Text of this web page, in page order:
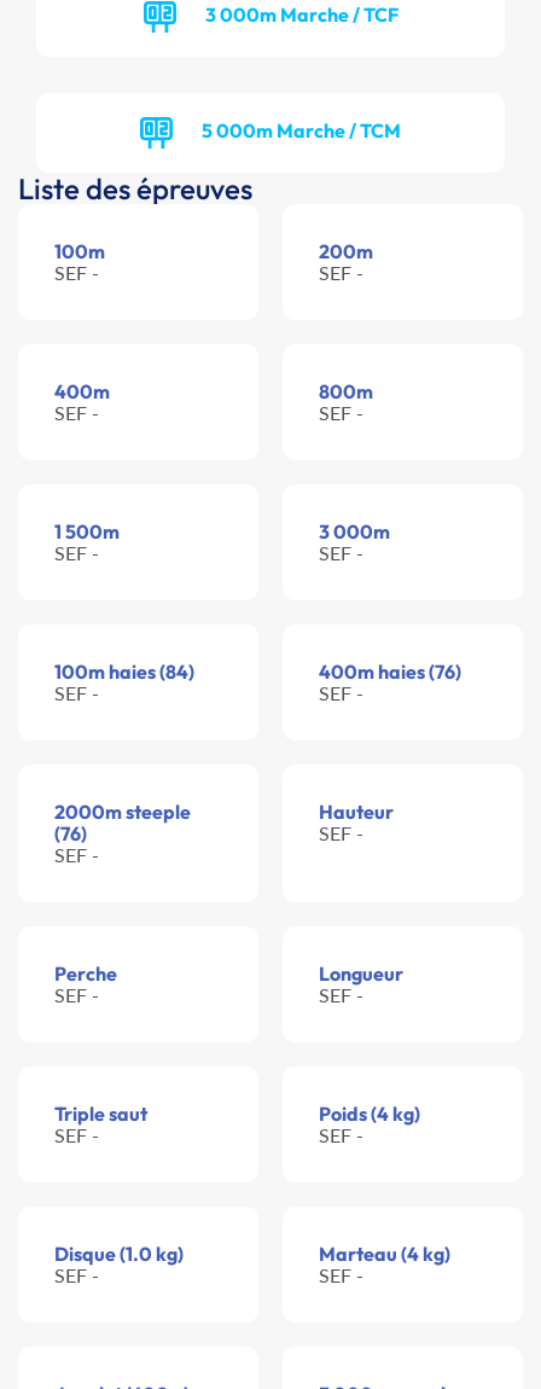
3 000m Marche / TCF
5 000m Marche / TCM
Liste des épreuves
100m
SEF -
200m
SEF -
400m
SEF -
800m
SEF -
1 500m
SEF -
3 000m
SEF -
100m haies (84)
SEF -
400m haies (76)
SEF -
2000m steeple
(76)
SEF -
Hauteur
SEF -
Perche
SEF -
Longueur
SEF -
Triple saut
SEF -
Poids (4 kg)
SEF -
Disque (1.0 kg)
SEF -
Marteau (4 kg)
SEF -